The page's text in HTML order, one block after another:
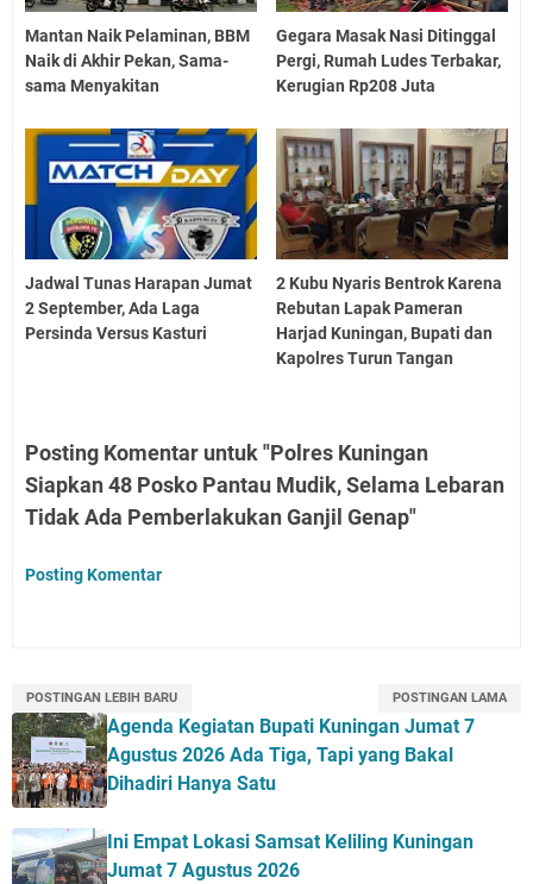
Mantan Naik Pelaminan, BBM
Naik di Akhir Pekan, Sama-
sama Menyakitan
Gegara Masak Nasi Ditinggal
Pergi, Rumah Ludes Terbakar,
Kerugian Rp208 Juta
Jadwal Tunas Harapan Jumat
2 September, Ada Laga
Persinda Versus Kasturi
2 Kubu Nyaris Bentrok Karena
Rebutan Lapak Pameran
Harjad Kuningan, Bupati dan
Kapolres Turun Tangan
Posting Komentar untuk "Polres Kuningan
Siapkan 48 Posko Pantau Mudik, Selama Lebaran
Tidak Ada Pemberlakukan Ganjil Genap"
Posting Komentar
POSTINGAN LEBIH BARU POSTINGAN LAMA
Agenda Kegiatan Bupati Kuningan Jumat 7
Agustus 2026 Ada Tiga, Tapi yang Bakal
Dihadiri Hanya Satu
Ini Empat Lokasi Samsat Keliling Kuningan
Jumat 7 Agustus 2026